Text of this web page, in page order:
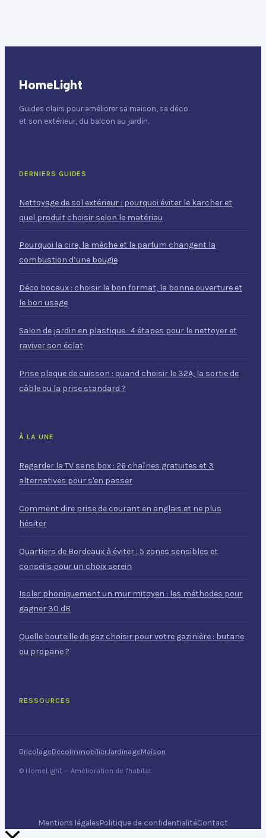
HomeLight
Guides clairs pour améliorer sa maison, sa déco
et son extérieur, du balcon au jardin.
DERNIERS GUIDES
Nettoyage de sol extérieur : pourquoi éviter le karcher et
quel produit choisir selon le matériau
Pourquoi la cire, la mèche et le parfum changent la
combustion d’une bougie
Déco bocaux : choisir le bon format, la bonne ouverture et
le bon usage
Salon de jardin en plastique : 4 étapes pour le nettoyer et
raviver son éclat
Prise plaque de cuisson : quand choisir le 32A, la sortie de
câble ou la prise standard ?
À LA UNE
Regarder la TV sans box : 26 chaînes gratuites et 3
alternatives pour s'en passer
Comment dire prise de courant en anglais et ne plus
hésiter
Quartiers de Bordeaux à éviter : 5 zones sensibles et
conseils pour un choix serein
Isoler phoniquement un mur mitoyen : les méthodes pour
gagner 30 dB
Quelle bouteille de gaz choisir pour votre gazinière : butane
ou propane ?
RESSOURCES
BricolageDécoImmobilierJardinageMaison
© HomeLight — Amélioration de l'habitat
Mentions légalesPolitique de confidentialitéContact